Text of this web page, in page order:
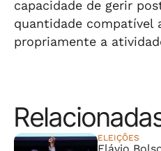
capacidade de gerir
quantidade compatível
propriamente a
ELEIÇÕES